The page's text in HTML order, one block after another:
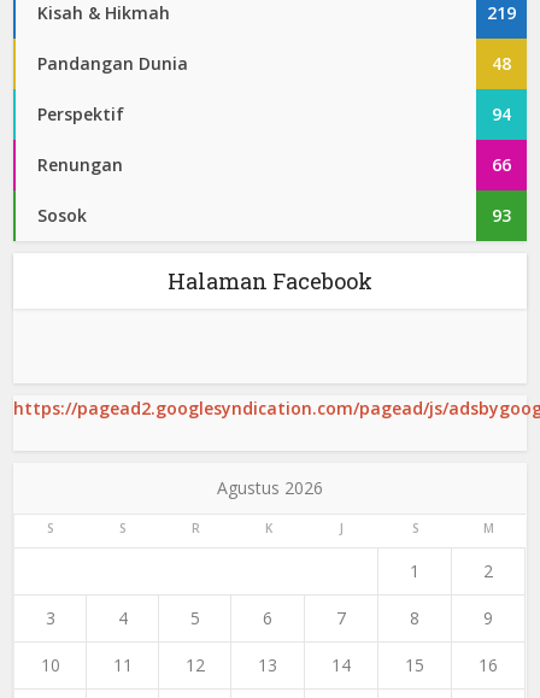
Kisah & Hikmah 219
Pandangan Dunia 48
Perspektif 94
Renungan 66
Sosok 93
Halaman Facebook
https://pagead2.googlesyndication.com/pagead/js/
Agustus 2026
S S R K J S M
1 2
3 4 5 6 7 8 9
10 11 12 13 14 15 16